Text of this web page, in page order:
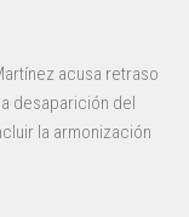
acusa retraso
desaparición del
la armonización